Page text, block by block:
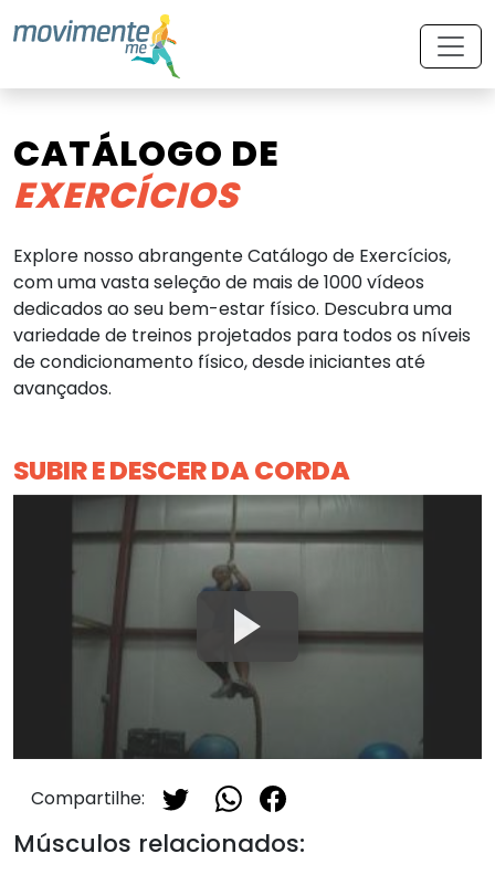
CATÁLOGO DE
EXERCÍCIOS
Explore nosso abrangente Catálogo de Exercícios,
com uma vasta seleção de mais de 1000 vídeos
dedicados ao seu bem-estar físico. Descubra uma
variedade de treinos projetados para todos os níveis
de condicionamento físico, desde iniciantes até
avançados.
SUBIR E DESCER DA CORDA
Compartilhe:
Músculos relacionados: